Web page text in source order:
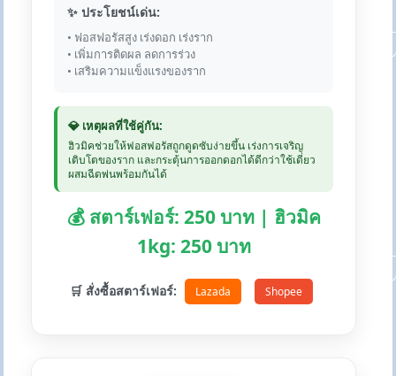
✨ ประโยชน์เด่น:
• ฟอสฟอรัสสูง เร่งดอก เร่งราก
• เพิ่มการติดผล ลดการร่วง
• เสริมความแข็งแรงของราก
💎 เหตุผลที่ใช้คู่กัน:
ฮิวมิคช่วยให้ฟอสฟอรัสถูกดูดซับง่ายขึ้น เร่งการเจริญ
เติบโตของราก และกระตุ้นการออกดอกได้ดีกว่าใช้เดี่ยว
ผสมฉีดพ่นพร้อมกันได้
💰 สตาร์เฟอร์: 250 บาท | ฮิวมิค
1kg: 250 บาท
🛒 สั่งซื้อสตาร์เฟอร์: Lazada Shopee